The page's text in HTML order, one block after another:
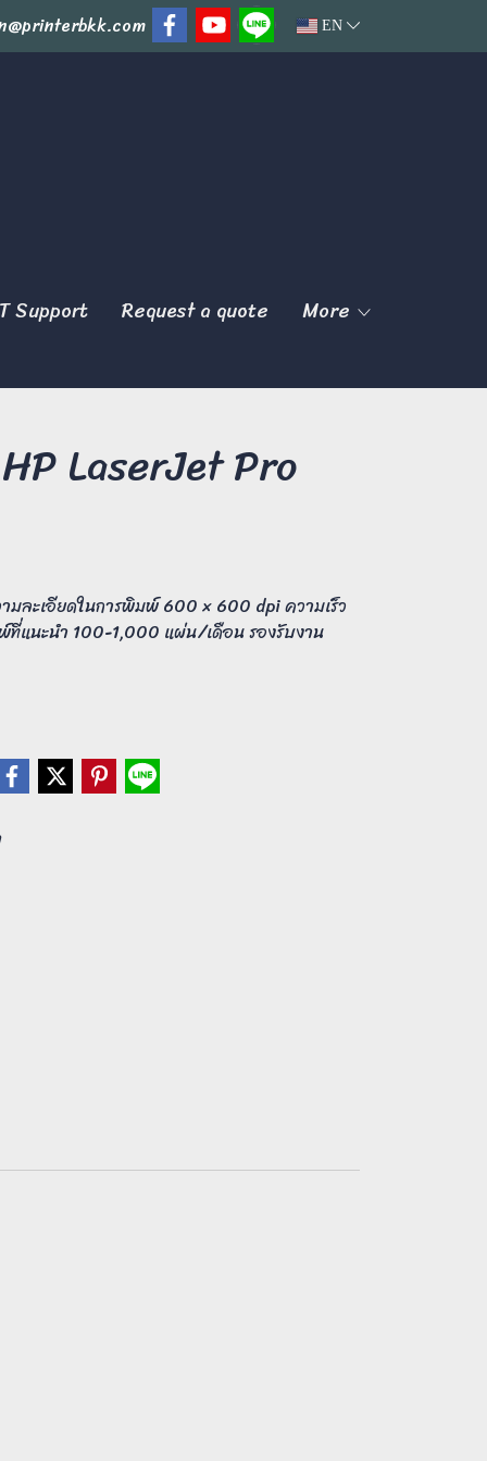
EN
Support Request a quote More
LaserJet Pro
ละเอียดในการพิมพ์ 600 × 600 dpi ความเร็ว
แนะนำ 100-1,000 แผ่น/เดือน รองรับงาน